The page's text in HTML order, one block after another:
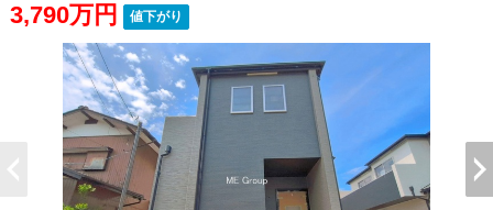
3,790万円 値下がり